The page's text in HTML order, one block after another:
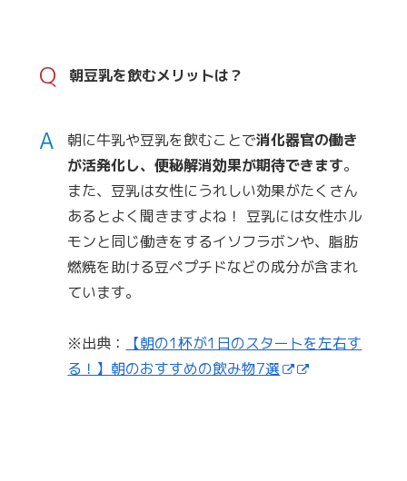
Q 朝豆乳を飲むメリットは？
A 朝に牛乳や豆乳を飲むことで消化器官の働き
が活発化し、便秘解消効果が期待できます。
また、豆乳は女性にうれしい効果がたくさん
あるとよく聞きますよね！ 豆乳には女性ホル
モンと同じ働きをするイソフラボンや、脂肪
燃焼を助ける豆ペプチドなどの成分が含まれ
ています。
※出典：
【朝の1杯が1日のスタートを左右す
る！】朝のおすすめの飲み物7選